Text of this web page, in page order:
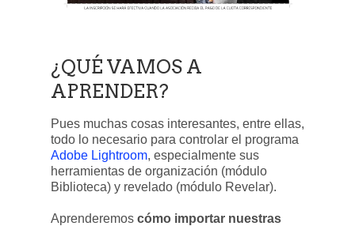
¿QUÉ VAMOS A
APRENDER?
Pues muchas cosas interesantes, entre ellas,
todo lo necesario para controlar el programa
Adobe Lightroom, especialmente sus
herramientas de organización (módulo
Biblioteca) y revelado (módulo Revelar).
Aprenderemos cómo importar nuestras